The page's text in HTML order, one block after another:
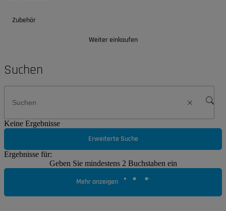
Zubehör
Weiter einkaufen
Suchen
Keine Ergebnisse
Erweiterte Suche
Ergebnisse für:
Geben Sie mindestens 2 Buchstaben ein
Mehr anzeigen